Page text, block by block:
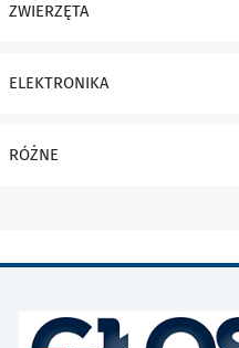
ZWIERZĘTA
ELEKTRONIKA
RÓŻNE